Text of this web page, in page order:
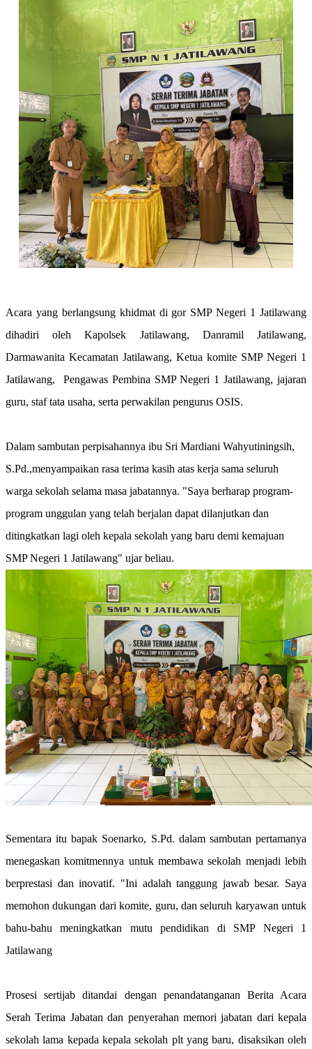
Acara yang berlangsung khidmat di gor SMP Negeri 1 Jatilawang
dihadiri oleh Kapolsek Jatilawang, Danramil Jatilawang,
Darmawanita Kecamatan Jatilawang, Ketua komite SMP Negeri 1
Jatilawang, Pengawas Pembina SMP Negeri 1 Jatilawang, jajaran
guru, staf tata usaha, serta perwakilan pengurus OSIS.
Dalam sambutan perpisahannya ibu Sri Mardiani Wahyutiningsih,
S.Pd.,menyampaikan rasa terima kasih atas kerja sama seluruh
warga sekolah selama masa jabatannya. "Saya berharap program-
program unggulan yang telah berjalan dapat dilanjutkan dan
ditingkatkan lagi oleh kepala sekolah yang baru demi kemajuan
SMP Negeri 1 Jatilawang" ujar beliau.
Sementara itu bapak Soenarko, S.Pd. dalam sambutan pertamanya
menegaskan komitmennya untuk membawa sekolah menjadi lebih
berprestasi dan inovatif. "Ini adalah tanggung jawab besar. Saya
memohon dukungan dari komite, guru, dan seluruh karyawan untuk
bahu-bahu meningkatkan mutu pendidikan di SMP Negeri 1
Jatilawang
Prosesi sertijab ditandai dengan penandatanganan Berita Acara
Serah Terima Jabatan dan penyerahan memori jabatan dari kepala
sekolah lama kepada kepala sekolah plt yang baru, disaksikan oleh